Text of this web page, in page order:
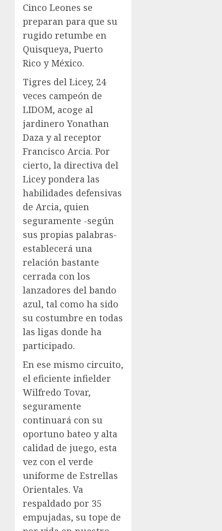
Cinco Leones se
preparan para que su
rugido retumbe en
Quisqueya, Puerto
Rico y México.
Tigres del Licey, 24
veces campeón de
LIDOM, acoge al
jardinero Yonathan
Daza y al receptor
Francisco Arcia. Por
cierto, la directiva del
Licey pondera las
habilidades defensivas
de Arcia, quien
seguramente -según
sus propias palabras-
establecerá una
relación bastante
cerrada con los
lanzadores del bando
azul, tal como ha sido
su costumbre en todas
las ligas donde ha
participado.
En ese mismo circuito,
el eficiente infielder
Wilfredo Tovar,
seguramente
continuará con su
oportuno bateo y alta
calidad de juego, esta
vez con el verde
uniforme de Estrellas
Orientales. Va
respaldado por 35
empujadas, su tope de